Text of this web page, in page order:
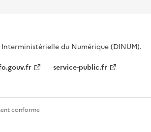
du Numérique (DINUM).
service-public.fr
conforme